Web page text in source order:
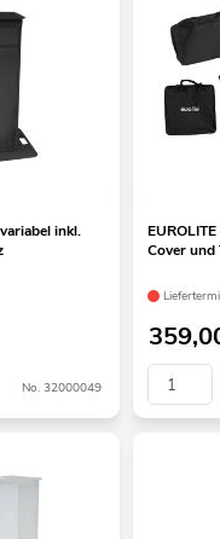
inkl.
No. 32000049
Cover und